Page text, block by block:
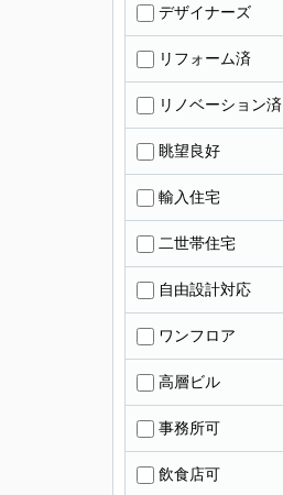
デザイナーズ
リフォーム済
リノベーション済
眺望良好
輸入住宅
二世帯住宅
自由設計対応
ワンフロア
高層ビル
事務所可
飲食店可